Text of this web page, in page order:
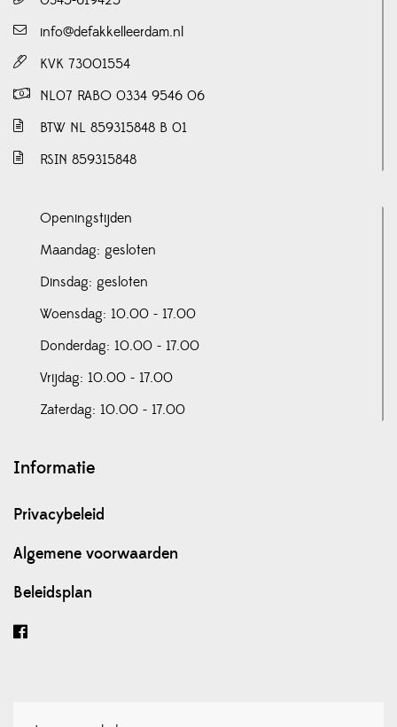
info@defakkelleerdam.nl
KVK 73001554
NL07 RABO 0334 9546 06
BTW NL 859315848 B 01
RSIN 859315848
Openingstijden
Maandag: gesloten
Dinsdag: gesloten
Woensdag: 10.00 - 17.00
Donderdag: 10.00 - 17.00
Vrijdag: 10.00 - 17.00
Zaterdag: 10.00 - 17.00
Informatie
Privacybeleid
Algemene voorwaarden
Beleidsplan